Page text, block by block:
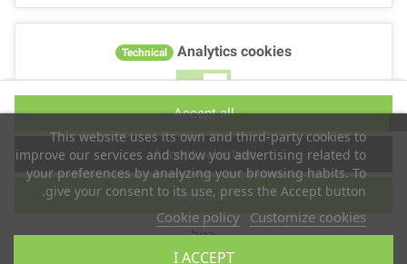
This website uses its own and third-party cookies to
improve our services and show you advertising related to
your preferences by analyzing your browsing habits. To
give your consent to its use, press the Accept button.
Cookie policy Customize cookies
I ACCEPT
Analytics cookies
Technical
No Yes
Performance cookies
No Yes בטל
Reject all
Accept selection
Accept all